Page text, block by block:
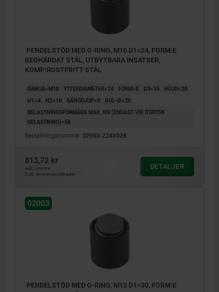
PENDELSTÖD MED O-RING, M10 D1=24, FORM:E
SEGHÄRDAT STÅL, UTBYTBARA INSATSER,
KOMP:ROSTFRITT STÅL
GÄNGA=M10 YTTERDIAMETER=24 FORM=E D3=16
HÖJD=28
H1=4
H2=10 GÄNGDJUP=8
KUL-Ø=20
BELASTNINGSFÖRMÅGA MAX. KN (ENDAST VID STATISK
BELASTNING)=58
Beställningsnummer: 02003-224X028
813,72 kr
exkl. moms
Exkl. leveranskostnader
DETALJER
02003
PENDELSTÖD MED O-RING, M12 D1=30, FORM:E